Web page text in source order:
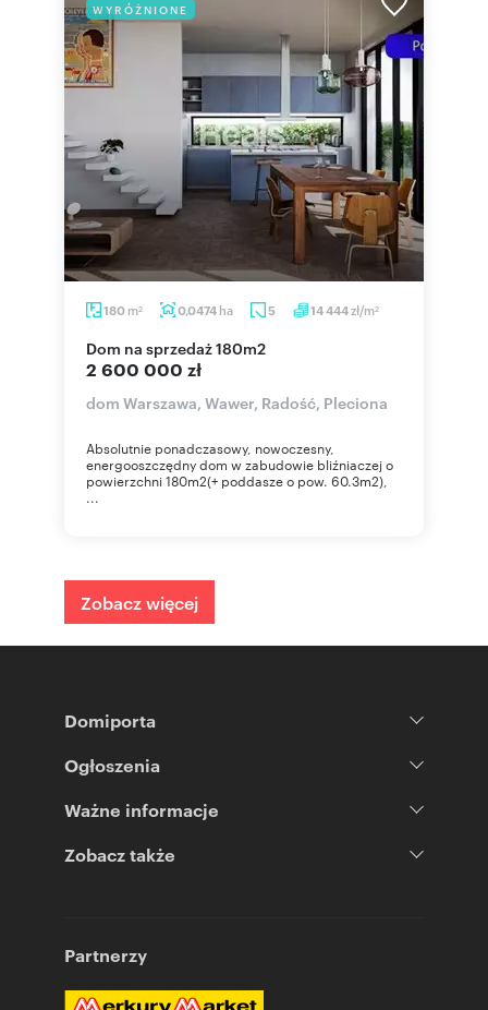
WYRÓŻNIONE
180 m2 0,0474 ha 5 14 444zł/m2
dom na sprzedaż 180m2
2 600 000 zł
dom Warszawa, Wawer, Radość, Pleciona
Absolutnie ponadczasowy, nowoczesny,
energooszczędny dom w zabudowie bliźniaczej o
powierzchni 180m2(+ poddasze o pow. 60.3m2),
...
Zobacz więcej
Domiporta
Ogłoszenia
Ważne informacje
Zobacz także
Partnerzy